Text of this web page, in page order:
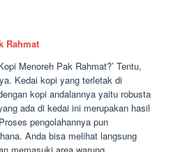
Rahmat
Menoreh Pak Rahmat?’ Tentu,
Kedai kopi yang terletak di
kopi andalannya yaitu robusta
ada di kedai ini merupakan hasil
pengolahannya pun
Anda bisa melihat langsung
memasuki area warung.